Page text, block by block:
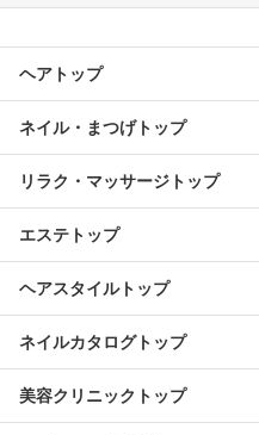
ヘアトップ
ネイル・まつげトップ
リラク・マッサージトップ
エステトップ
ヘアスタイルトップ
ネイルカタログトップ
美容クリニックトップ